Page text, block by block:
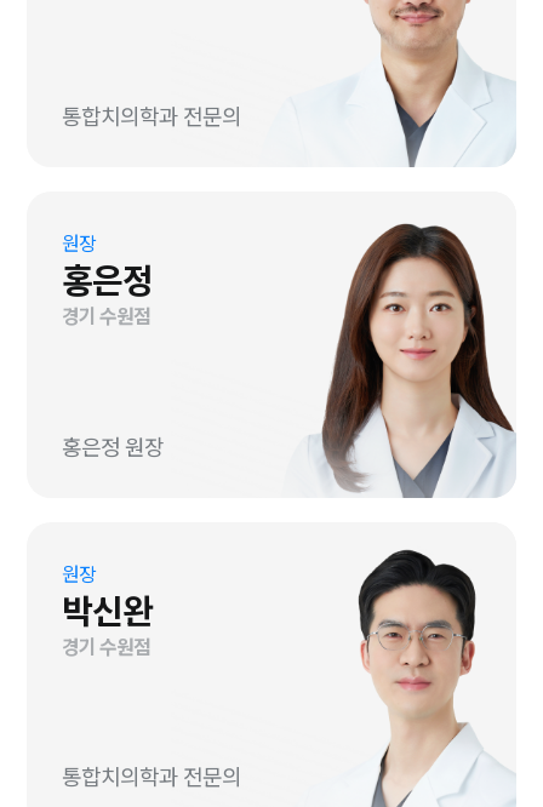
통합치의학과 전문의
원장
홍은정
경기 수원점
홍은정 원장
원장
박신완
경기 수원점
통합치의학과 전문의